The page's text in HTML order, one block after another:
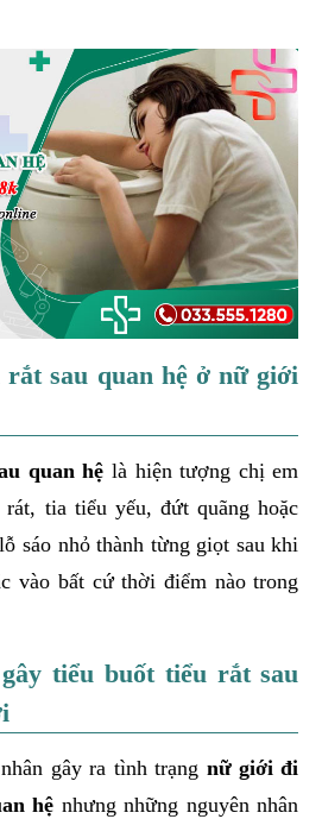
sau quan hệ ở nữ giới
quan hệ là hiện tượng chị em
tia tiểu yếu, đứt quãng hoặc
sáo nhỏ thành từng giọt sau khi
vào bất cứ thời điểm nào trong
tiểu buốt tiểu rắt sau
gây ra tình trạng nữ giới đi
hệ nhưng những nguyên nhân